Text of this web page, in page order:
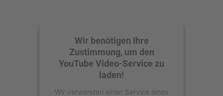
Wir benötigen Ihre
Zustimmung, um den
YouTube Video-Service zu
laden!
Wir verwenden einen Service eines